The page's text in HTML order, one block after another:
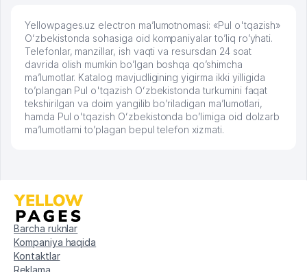
Yellowpages.uz electron ma’lumotnomasi: «Pul o'tqazish»
Oʻzbekistonda sohasiga oid kompaniyalar to’liq ro’yhati.
Telefonlar, manzillar, ish vaqti va resursdan 24 soat
davrida olish mumkin bo’lgan boshqa qo’shimcha
ma’lumotlar. Katalog mavjudligining yigirma ikki yilligida
to’plangan Pul o'tqazish Oʻzbekistonda turkumini faqat
tekshirilgan va doim yangilib bo’riladigan ma’lumotlari,
hamda Pul o'tqazish Oʻzbekistonda bo’limiga oid dolzarb
ma’lumotlarni to’plagan bepul telefon xizmati.
Barcha ruknlar
Kompaniya haqida
Kontaktlar